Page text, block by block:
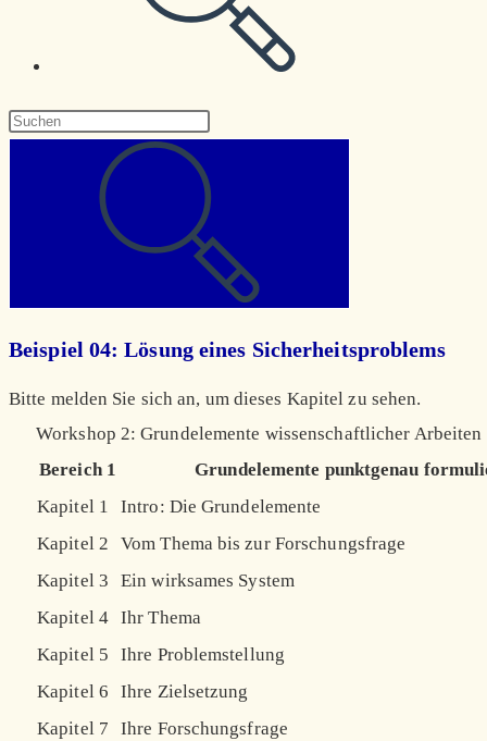
Diese
durchsuchen
Beispiel 04: Lösung eines Sicherheitsproblems
Bitte melden Sie sich an, um dieses Kapitel zu sehen.
Workshop 2: Grundelemente wissenschaftlicher Arbeiten
Bereich 1
Grundelemente punktgenau
Kapitel 1
Intro: Die Grundelemente
Kapitel 2
Vom Thema bis zur Forschungsfrage
Kapitel 3
Ein wirksames System
Kapitel 4 Ihr Thema
Kapitel 5
Ihre Problemstellung
Kapitel 6
Ihre Zielsetzung
Kapitel 7
Ihre Forschungsfrage